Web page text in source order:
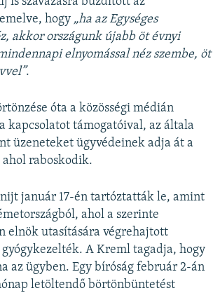
hogy „ha az Egységes
akkor országunk újabb öt évnyi
elnyomással néz szembe, öt
.
óta a közösségi médián
kapcsolatot támogatóival, az általa
üzeneteket ügyvédeinek adja át a
raboskodik.
január 17-én tartóztatták le, amint
ahol a szerinte
elnök utasítására végrehajtott
A Kreml tagadja, hogy
az ügyben. Egy bíróság február 2-án
letöltendő börtönbüntetést